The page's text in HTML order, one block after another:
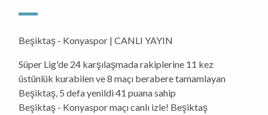
Beşiktaş - Konyaspor | CANLI YAYIN
Süper Lig'de 24 karşılaşmada rakiplerine 11 kez
üstünlük kurabilen ve 8 maçı berabere tamamlayan
Beşiktaş, 5 defa yenildi 41 puana sahip
Beşiktaş - Konyaspor maçı canlı izle! Beşiktaş